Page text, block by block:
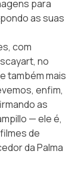
para
as suas
com
no
também mais
enfim,
as
— ele é,
de
da Palma